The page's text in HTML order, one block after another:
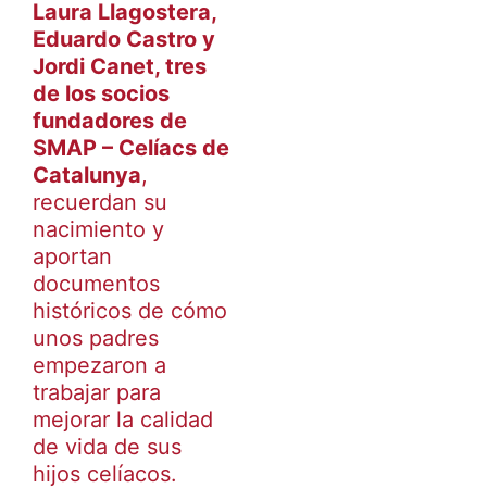
Laura Llagostera,
Eduardo Castro y
Jordi Canet, tres
de los socios
fundadores de
SMAP – Celíacs de
Catalunya,
recuerdan su
nacimiento y
aportan
documentos
históricos de cómo
unos padres
empezaron a
trabajar para
mejorar la calidad
de vida de sus
hijos celíacos.